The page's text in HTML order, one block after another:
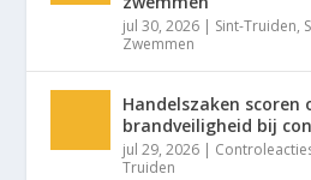
jul 30, 2026 | Sint-Truiden,
Zwemmen
Handelszaken scoren
brandveiligheid bij
jul 29, 2026 |
Truiden